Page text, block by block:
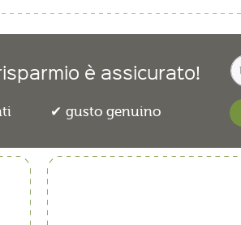
è assicurato!
gusto genuino